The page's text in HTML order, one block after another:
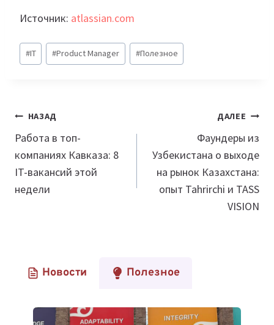
Источник: atlassian.com
Метки
записи:
#IT #Product Manager #Полезное
Навигация
по
записям
НАЗАД
Работа в топ-
компаниях Кавказа: 8
IT-вакансий этой
недели
ДАЛЕЕ
Фаундеры из
Узбекистана о выходе
на рынок Казахстана:
опыт Tahrirchi и TASS
VISION
Новости Полезное